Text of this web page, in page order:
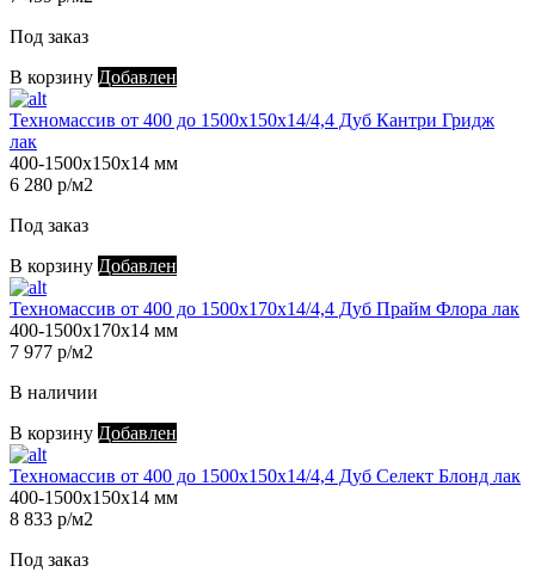
Под заказ
В корзину Добавлен
Техномассив от 400 до 1500х150х14/4,4 Дуб Кантри Гридж
лак
400-1500х150х14 мм
6 280 р/м2
Под заказ
В корзину Добавлен
Техномассив от 400 до 1500х170х14/4,4 Дуб Прайм Флора лак
400-1500х170х14 мм
7 977 р/м2
В наличии
В корзину Добавлен
Техномассив от 400 до 1500х150х14/4,4 Дуб Селект Блонд лак
400-1500х150х14 мм
8 833 р/м2
Под заказ